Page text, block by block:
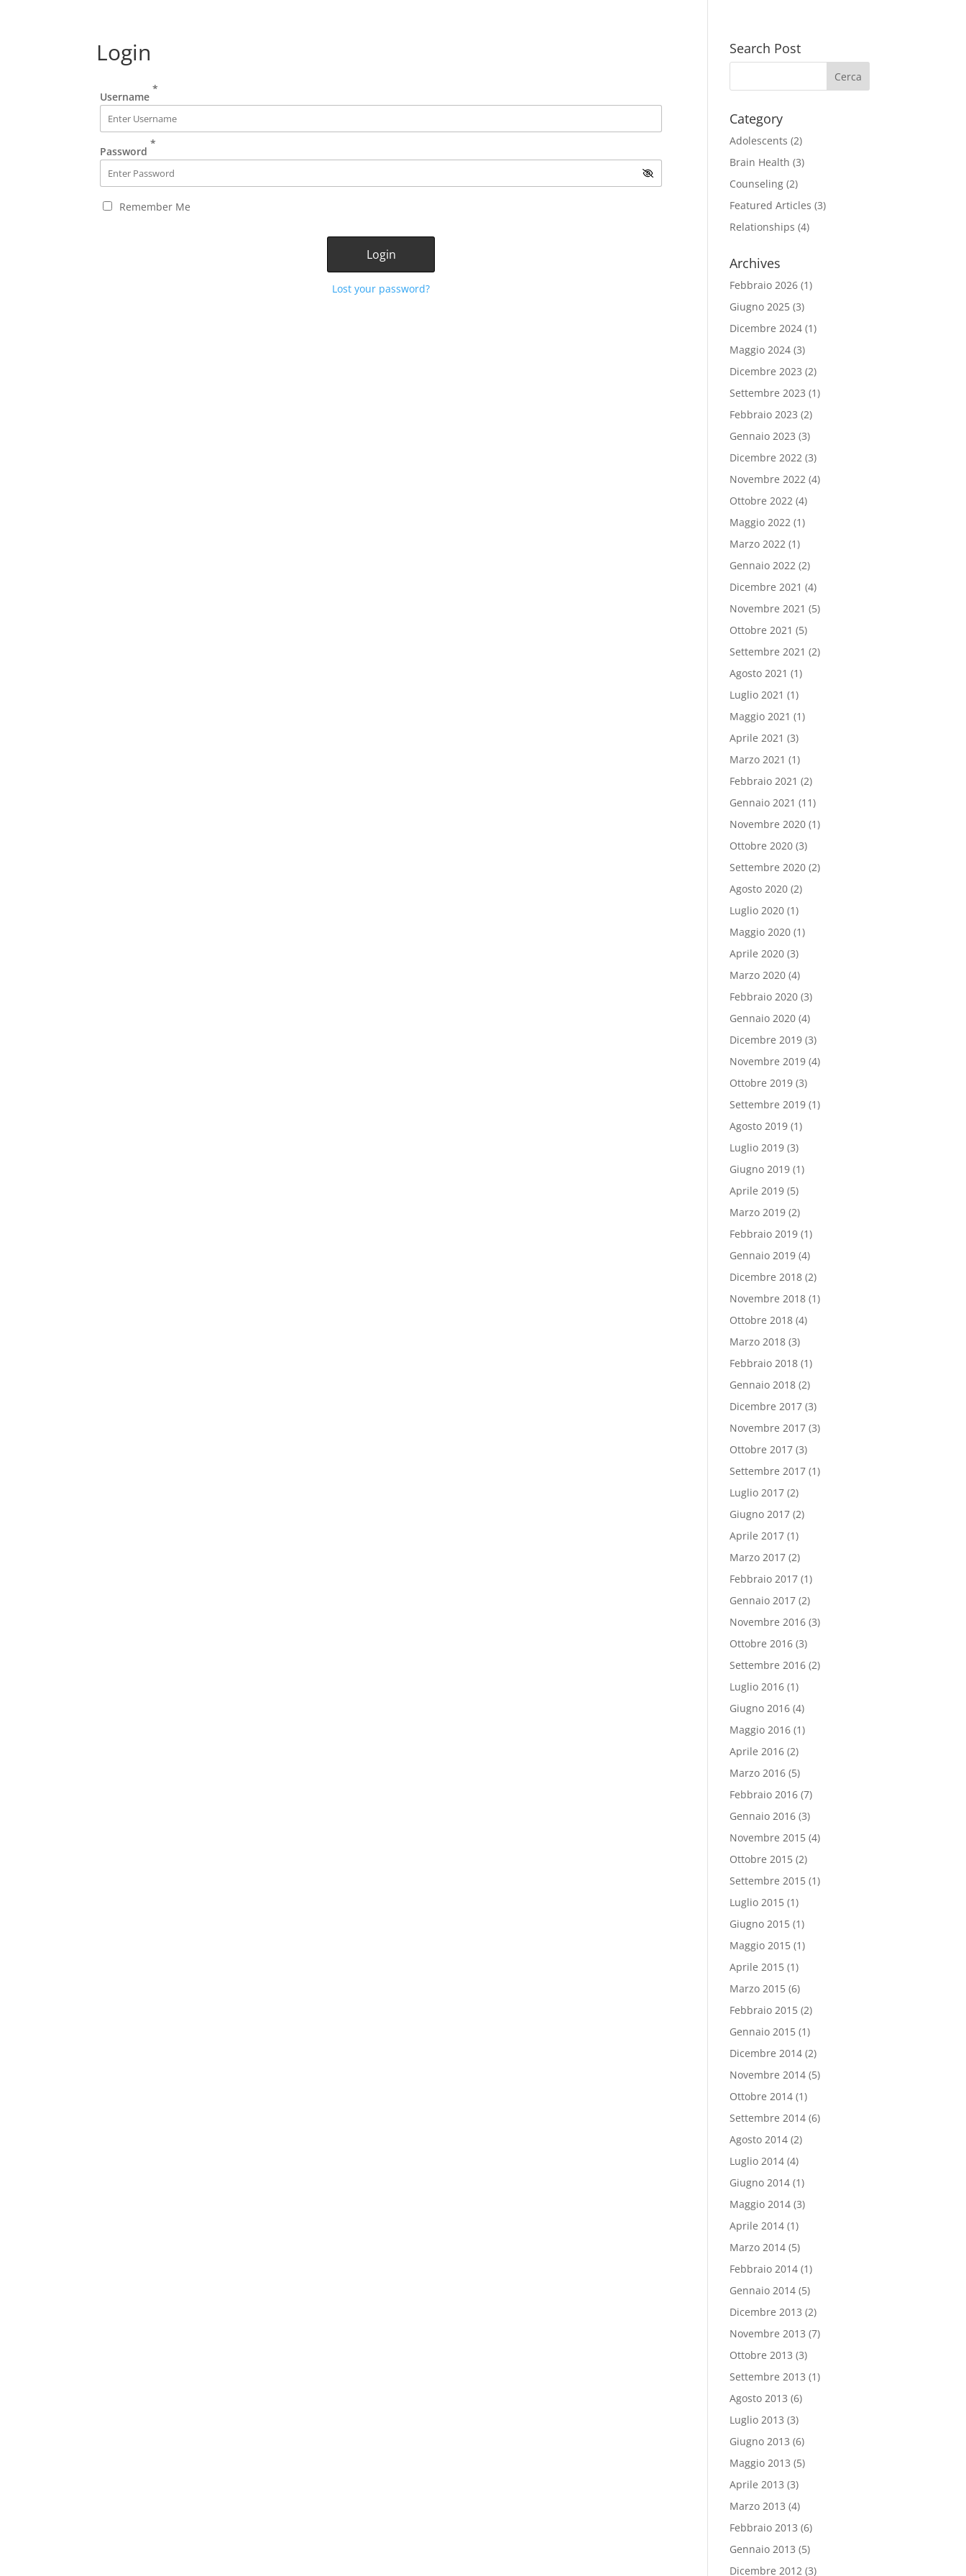
Login
Username
*
Password
*
Remember Me
Lost your password?
Search Post
Category
Adolescents (2)
Brain Health (3)
Counseling (2)
Featured Articles (3)
Relationships (4)
Archives
Febbraio 2026 (1)
Giugno 2025 (3)
Dicembre 2024 (1)
Maggio 2024 (3)
Dicembre 2023 (2)
Settembre 2023 (1)
Febbraio 2023 (2)
Gennaio 2023 (3)
Dicembre 2022 (3)
Novembre 2022 (4)
Ottobre 2022 (4)
Maggio 2022 (1)
Marzo 2022 (1)
Gennaio 2022 (2)
Dicembre 2021 (4)
Novembre 2021 (5)
Ottobre 2021 (5)
Settembre 2021 (2)
Agosto 2021 (1)
Luglio 2021 (1)
Maggio 2021 (1)
Aprile 2021 (3)
Marzo 2021 (1)
Febbraio 2021 (2)
Gennaio 2021 (11)
Novembre 2020 (1)
Ottobre 2020 (3)
Settembre 2020 (2)
Agosto 2020 (2)
Luglio 2020 (1)
Maggio 2020 (1)
Aprile 2020 (3)
Marzo 2020 (4)
Febbraio 2020 (3)
Gennaio 2020 (4)
Dicembre 2019 (3)
Novembre 2019 (4)
Ottobre 2019 (3)
Settembre 2019 (1)
Agosto 2019 (1)
Luglio 2019 (3)
Giugno 2019 (1)
Aprile 2019 (5)
Marzo 2019 (2)
Febbraio 2019 (1)
Gennaio 2019 (4)
Dicembre 2018 (2)
Novembre 2018 (1)
Ottobre 2018 (4)
Marzo 2018 (3)
Febbraio 2018 (1)
Gennaio 2018 (2)
Dicembre 2017 (3)
Novembre 2017 (3)
Ottobre 2017 (3)
Settembre 2017 (1)
Luglio 2017 (2)
Giugno 2017 (2)
Aprile 2017 (1)
Marzo 2017 (2)
Febbraio 2017 (1)
Gennaio 2017 (2)
Novembre 2016 (3)
Ottobre 2016 (3)
Settembre 2016 (2)
Luglio 2016 (1)
Giugno 2016 (4)
Maggio 2016 (1)
Aprile 2016 (2)
Marzo 2016 (5)
Febbraio 2016 (7)
Gennaio 2016 (3)
Novembre 2015 (4)
Ottobre 2015 (2)
Settembre 2015 (1)
Luglio 2015 (1)
Giugno 2015 (1)
Maggio 2015 (1)
Aprile 2015 (1)
Marzo 2015 (6)
Febbraio 2015 (2)
Gennaio 2015 (1)
Dicembre 2014 (2)
Novembre 2014 (5)
Ottobre 2014 (1)
Settembre 2014 (6)
Agosto 2014 (2)
Luglio 2014 (4)
Giugno 2014 (1)
Maggio 2014 (3)
Aprile 2014 (1)
Marzo 2014 (5)
Febbraio 2014 (1)
Gennaio 2014 (5)
Dicembre 2013 (2)
Novembre 2013 (7)
Ottobre 2013 (3)
Settembre 2013 (1)
Agosto 2013 (6)
Luglio 2013 (3)
Giugno 2013 (6)
Maggio 2013 (5)
Aprile 2013 (3)
Marzo 2013 (4)
Febbraio 2013 (6)
Gennaio 2013 (5)
Dicembre 2012 (3)